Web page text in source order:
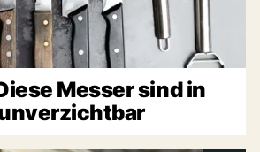
Messer sind in